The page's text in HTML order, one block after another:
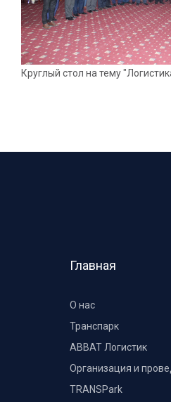
Круглый стол на тему
Главная
О нас
Транспарк
ABBAT Логистик
Организация и
TRANSPark